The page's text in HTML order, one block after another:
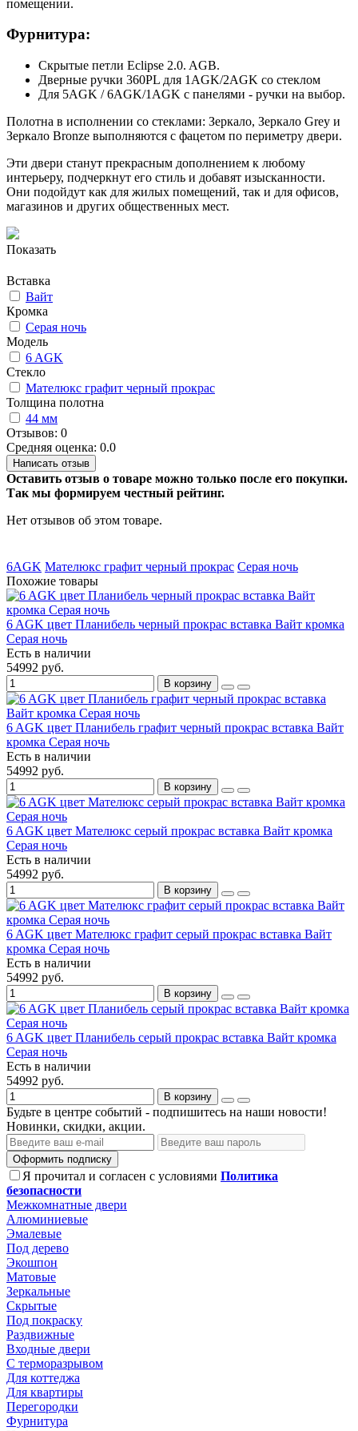
помещении.
Фурнитура:
Скрытые петли Eclipse 2.0. AGB.
Дверные ручки 360PL для 1AGK/2AGK со стеклом
Для 5AGK / 6AGK/1AGK с панелями - ручки на выбор.
Полотна в исполнении со стеклами: Зеркало, Зеркало Grey и
Зеркало Bronze выполняются с фацетом по периметру двери.
Эти двери станут прекрасным дополнением к любому
интерьеру, подчеркнут его стиль и добавят изысканности.
Они подойдут как для жилых помещений, так и для офисов,
магазинов и других общественных мест.
Показать
Вставка
Вайт
Кромка
Серая ночь
Модель
6 AGK
Стекло
Мателюкс графит черный прокрас
Толщина полотна
44 мм
Отзывов: 0
Средняя оценка: 0.0
Написать отзыв
Оставить отзыв о товаре можно только после его покупки.
Так мы формируем честный рейтинг.
Нет отзывов об этом товаре.
6AGK Мателюкс графит черный прокрас Серая ночь
Похожие товары
6 AGK цвет Планибель черный прокрас вставка Вайт кромка
Серая ночь
Есть в наличии
54992 руб.
В корзину
6 AGK цвет Планибель графит черный прокрас вставка Вайт
кромка Серая ночь
Есть в наличии
54992 руб.
В корзину
6 AGK цвет Мателюкс серый прокрас вставка Вайт кромка
Серая ночь
Есть в наличии
54992 руб.
В корзину
6 AGK цвет Мателюкс графит серый прокрас вставка Вайт
кромка Серая ночь
Есть в наличии
54992 руб.
В корзину
6 AGK цвет Планибель серый прокрас вставка Вайт кромка
Серая ночь
Есть в наличии
54992 руб.
В корзину
Будьте в центре событий - подпишитесь на наши новости!
Новинки, скидки, акции.
Оформить подписку
Я прочитал и согласен с условиями Политика
безопасности
Межкомнатные двери
Алюминиевые
Эмалевые
Под дерево
Экошпон
Матовые
Зеркальные
Скрытые
Под покраску
Раздвижные
Входные двери
С терморазрывом
Для коттеджа
Для квартиры
Перегородки
Фурнитура